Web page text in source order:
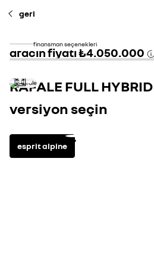
geri
finansman seçenekleri
aracın fiyatı₺4.050.000
RAFALE FULL
versiyon seçin
esprit alpine